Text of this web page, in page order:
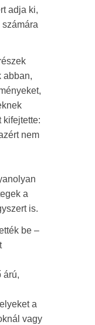
adja ki,
abban,
kifejtette:
nem
a
is.
be –
árú,
a
vagy